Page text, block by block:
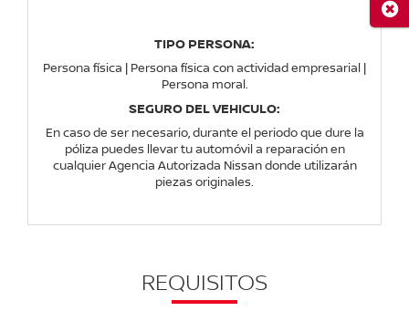
TIPO PERSONA:
Persona física | Persona física con actividad empresarial |
Persona moral.
SEGURO DEL VEHICULO:
En caso de ser necesario, durante el periodo que dure la
póliza puedes llevar tu automóvil a reparación en
cualquier Agencia Autorizada Nissan donde utilizarán
piezas originales.
REQUISITOS